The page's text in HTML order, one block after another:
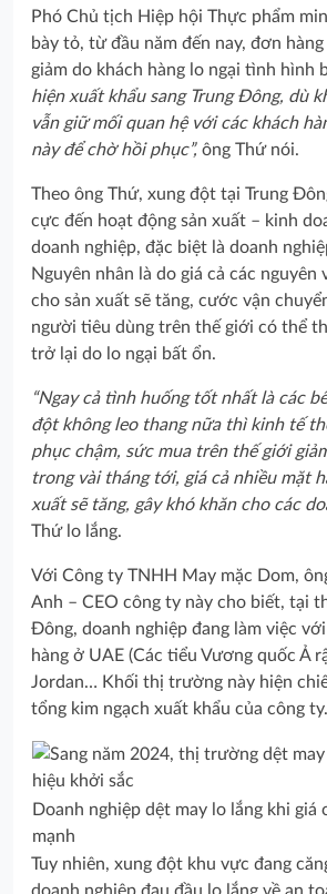
Phó Chủ tịch Hiệp hội Thực phẩm
bày tỏ, từ đầu năm đến nay, đơn
giảm do khách hàng lo ngại tình hình
hiện xuất khẩu sang Trung Đông, dù
vẫn giữ mối quan hệ với các khách
này để chờ hồi phục”, ông Thứ nói.
Theo ông Thứ, xung đột tại Trung
cực đến hoạt động sản xuất – kinh
doanh nghiệp, đặc biệt là doanh
Nguyên nhân là do giá cả các nguyên
cho sản xuất sẽ tăng, cước vận
người tiêu dùng trên thế giới có thể
trở lại do lo ngại bất ổn.
“Ngay cả tình huống tốt nhất là các
đột không leo thang nữa thì kinh tế
phục chậm, sức mua trên thế giới
trong vài tháng tới, giá cả nhiều mặt
xuất sẽ tăng, gây khó khăn cho các
Thứ lo lắng.
Với Công ty TNHH May mặc Dom,
Anh – CEO công ty này cho biết, tại
Đông, doanh nghiệp đang làm việc
hàng ở UAE (Các tiểu Vương quốc Ả
Jordan… Khối thị trường này hiện
tổng kim ngạch xuất khẩu của công ty.
Doanh nghiệp dệt may lo lắng khi giá
mạnh
Tuy nhiên, xung đột khu vực đang